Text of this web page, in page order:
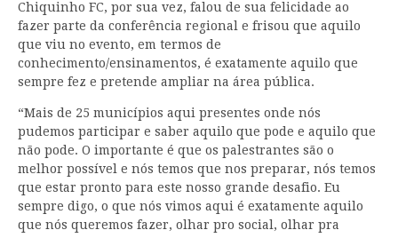
Chiquinho FC, por sua vez, falou de sua felicidade ao
fazer parte da conferência regional e frisou que aquilo
que viu no evento, em termos de
conhecimento/ensinamentos, é exatamente aquilo que
sempre fez e pretende ampliar na área pública.
“Mais de 25 municípios aqui presentes onde nós
pudemos participar e saber aquilo que pode e aquilo que
não pode. O importante é que os palestrantes são o
melhor possível e nós temos que nos preparar, nós temos
que estar pronto para este nosso grande desafio. Eu
sempre digo, o que nós vimos aqui é exatamente aquilo
que nós queremos fazer, olhar pro social, olhar pra